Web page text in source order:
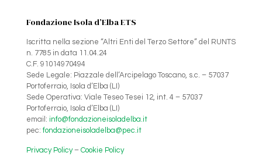
Fondazione Isola d’Elba ETS
Iscritta nella sezione “Altri Enti del Terzo Settore” del RUNTS
n. 7785 in data 11.04.24
C.F. 91014970494
Sede Legale: Piazzale dell’Arcipelago Toscano, s.c. – 57037
Portoferraio, Isola d’Elba (LI)
Sede Operativa: Viale Teseo Tesei 12, int. 4 – 57037
Portoferraio, Isola d’Elba (LI)
email: info@fondazioneisoladelba.it
pec: fondazioneisoladelba@pec.it
Privacy Policy– Cookie Policy